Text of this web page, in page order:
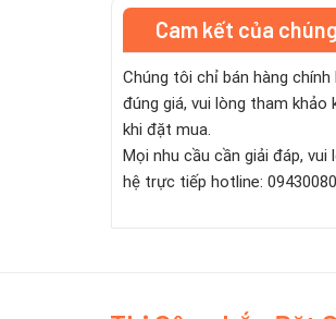
Cam kết của
Chúng tôi chỉ bán hàng chính
đúng giá, vui lòng tham khảo
khi đặt mua.
Mọi nhu cầu cần giải đáp, vui
hệ trực tiếp hotline: